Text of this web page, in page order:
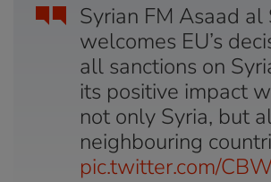
Syrian FM Asaad al
welcomes EU’s
all sanctions on
its positive impact
not only Syria, but
neighbouring
pic.twitter.com/